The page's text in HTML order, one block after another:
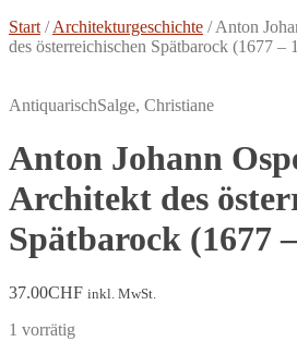
Start /Architekturgeschichte /Anton
des österreichischen Spätbarock (1677 –
AntiquarischSalge, Christiane
Anton Johann
Architekt des
Spätbarock (1677
37.00CHF inkl. MwSt.
1 vorrätig